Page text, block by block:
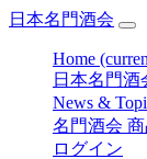
日本名門酒会
Home
日本名門酒
News &
名門酒会
ログイン